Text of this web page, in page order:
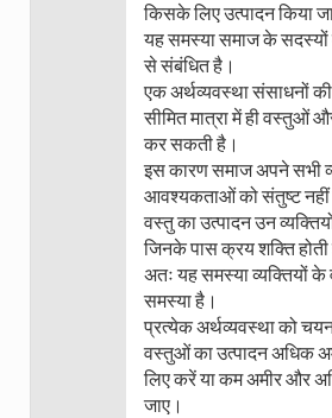
किसके लिए उत्पादन किया
यह समस्या समाज के
से संबंधित है।
एक अर्थव्यवस्था संसाधनों
सीमित मात्रा में ही वस्तुओं
कर सकती है।
इस कारण समाज अपने सभी
आवश्यकताओं को संतुष्ट
वस्तु का उत्पादन उन
जिनके पास क्रय शक्ति होती
अतः यह समस्या व्यक्तियों के
समस्या है।
प्रत्येक अर्थव्यवस्था को
वस्तुओं का उत्पादन अधिक
लिए करें या कम अमीर और
जाए।